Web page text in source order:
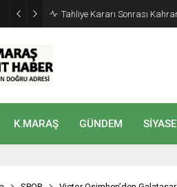
Tahliye Kararı Sonrası
K.MARAŞ GÜNDEM